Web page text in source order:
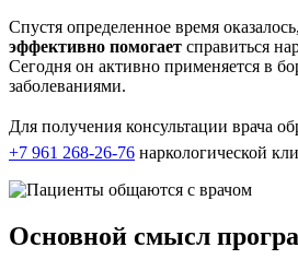
Спустя определенное время
эффективно помогает справиться
Сегодня он активно применяется в
заболеваниями.
Для получения консультации врача
+7 961 268-26-76 наркологической
Основной смысл